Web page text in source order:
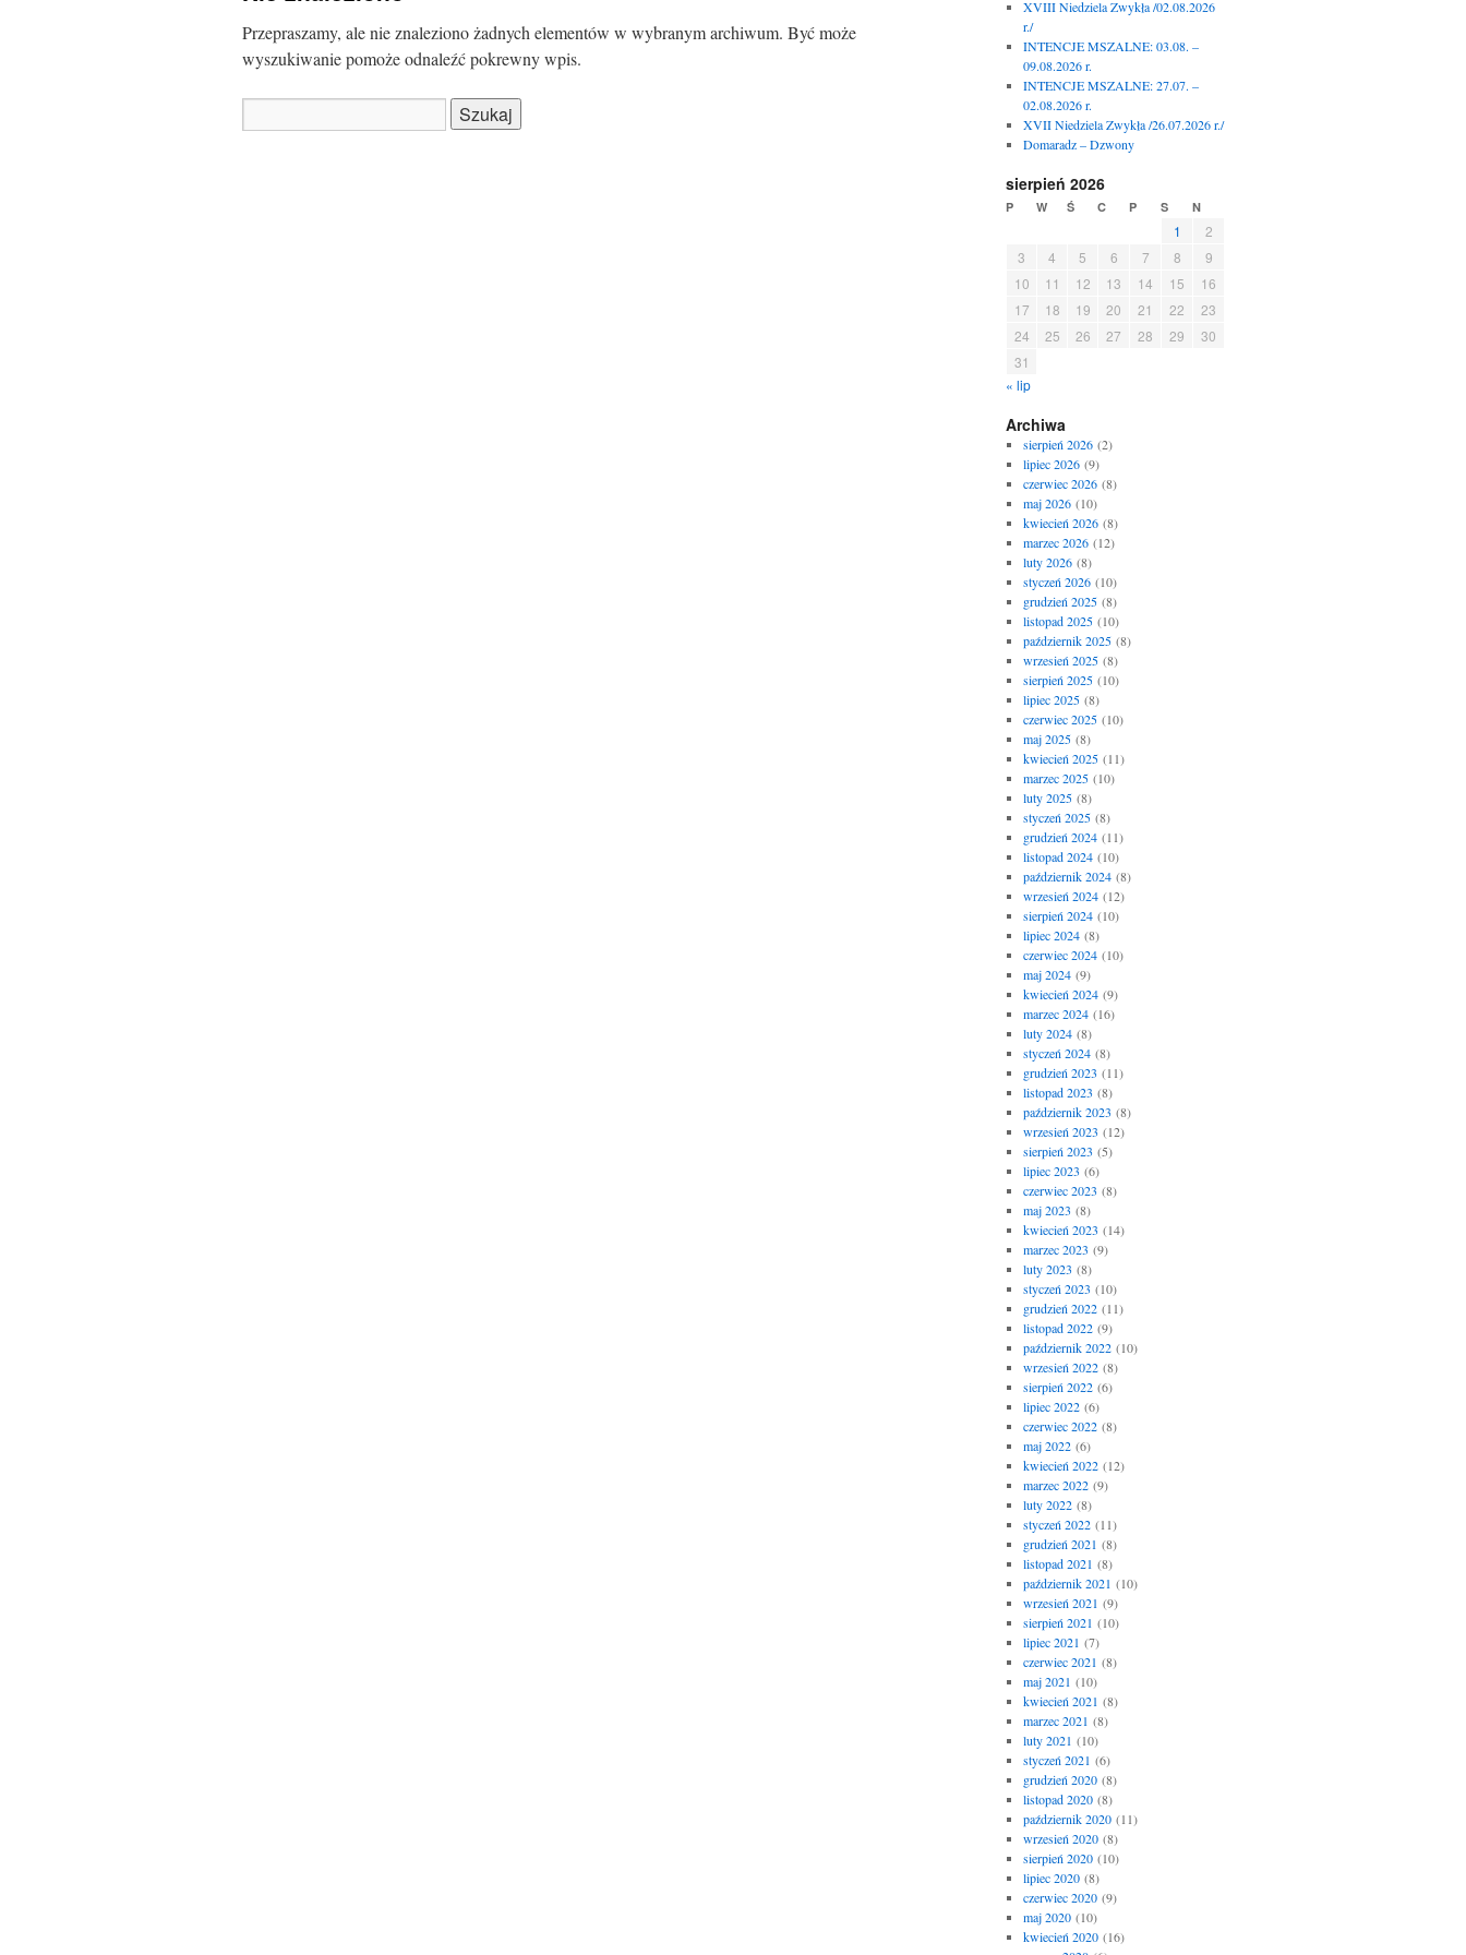
Przepraszamy, ale nie znaleziono żadnych elementów w wybranym archiwum. Być może
wyszukiwanie pomoże odnaleźć pokrewny wpis.
XVIII Niedziela Zwykła /02.08.2026
r./
INTENCJE MSZALNE: 03.08. –
09.08.2026 r.
INTENCJE MSZALNE: 27.07. –
02.08.2026 r.
XVII Niedziela Zwykła /26.07.2026 r./
Domaradz – Dzwony
sierpień 2026
P W Ś C P S N
1
2
3
4 5 6 7 8
9
10
11 12 13 14 15
16
17
18 19 20 21 22
23
24
25 26 27 28 29
30
31
« lip
Archiwa
sierpień 2026(2)
lipiec 2026(9)
czerwiec 2026(8)
maj 2026(10)
kwiecień 2026(8)
marzec 2026(12)
luty 2026(8)
styczeń 2026(10)
grudzień 2025(8)
listopad 2025(10)
październik 2025(8)
wrzesień 2025(8)
sierpień 2025(10)
lipiec 2025(8)
czerwiec 2025(10)
maj 2025(8)
kwiecień 2025(11)
marzec 2025(10)
luty 2025(8)
styczeń 2025(8)
grudzień 2024(11)
listopad 2024(10)
październik 2024(8)
wrzesień 2024(12)
sierpień 2024(10)
lipiec 2024(8)
czerwiec 2024(10)
maj 2024(9)
kwiecień 2024(9)
marzec 2024(16)
luty 2024(8)
styczeń 2024(8)
grudzień 2023 (11)
listopad 2023 (8)
październik 2023 (8)
wrzesień 2023 (12)
sierpień 2023 (5)
lipiec 2023 (6)
czerwiec 2023 (8)
maj 2023 (8)
kwiecień 2023 (14)
marzec 2023 (9)
luty 2023 (8)
styczeń 2023 (10)
grudzień 2022(11)
listopad 2022(9)
październik 2022(10)
wrzesień 2022(8)
sierpień 2022(6)
lipiec 2022(6)
czerwiec 2022(8)
maj 2022(6)
kwiecień 2022(12)
marzec 2022(9)
luty 2022(8)
styczeń 2022(11)
grudzień 2021 (8)
listopad 2021 (8)
październik 2021 (10)
wrzesień 2021 (9)
sierpień 2021 (10)
lipiec 2021 (7)
czerwiec 2021 (8)
maj 2021 (10)
kwiecień 2021 (8)
marzec 2021 (8)
luty 2021 (10)
styczeń 2021 (6)
grudzień 2020(8)
listopad 2020(8)
październik 2020(11)
wrzesień 2020(8)
sierpień 2020(10)
lipiec 2020(8)
czerwiec 2020(9)
maj 2020(10)
kwiecień 2020(16)